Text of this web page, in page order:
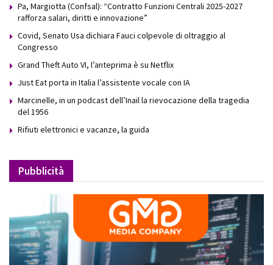
Pa, Margiotta (Confsal): “Contratto Funzioni Centrali 2025-2027
rafforza salari, diritti e innovazione”
Covid, Senato Usa dichiara Fauci colpevole di oltraggio al
Congresso
Grand Theft Auto VI, l’anteprima è su Netflix
Just Eat porta in Italia l’assistente vocale con IA
Marcinelle, in un podcast dell’Inail la rievocazione della tragedia
del 1956
Rifiuti elettronici e vacanze, la guida
Pubblicità